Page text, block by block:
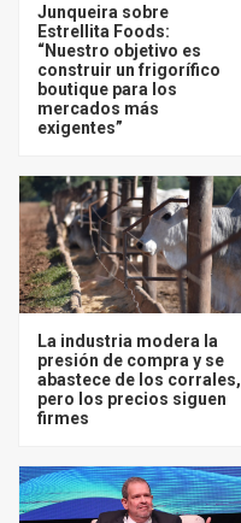
Junqueira sobre
Estrellita Foods:
“Nuestro objetivo es
construir un frigorífico
boutique para los
mercados más
exigentes”
La industria modera la
presión de compra y se
abastece de los corrales,
pero los precios siguen
firmes